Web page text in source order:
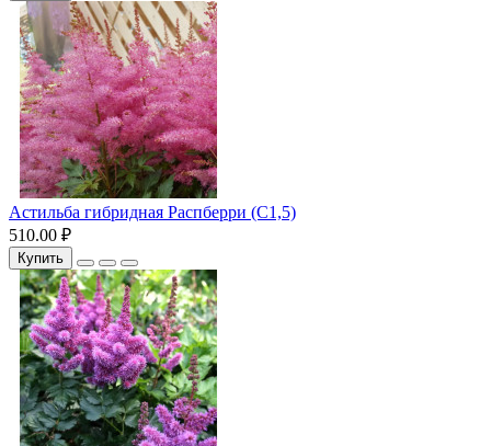
Астильба гибридная Распберри (С1,5)
510.00 ₽
Купить